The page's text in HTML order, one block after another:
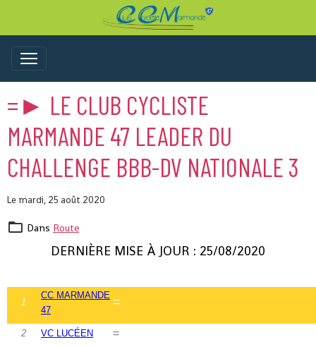
=► LE CLUB CYCLISTE
MARMANDE 47 LEADER DU
CHALLENGE BBB-DV NATIONALE 3
Le mardi, 25 août 2020
Dans Route
DERNIÈRE MISE À JOUR : 25/08/2020
1
CC MARMANDE
47
=
2 VC LUCÉEN =